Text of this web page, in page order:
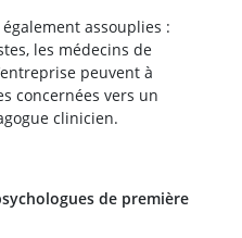
assouplies :
les médecins de
peuvent à
concernées vers un
clinicien.
de première